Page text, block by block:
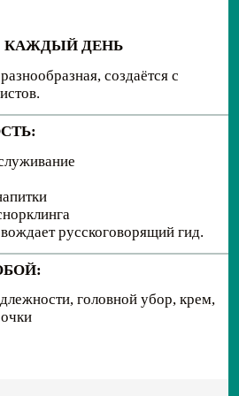
КАЖДЫЙ ДЕНЬ
создаётся с
русскоговорящий гид.
головной убор, крем,